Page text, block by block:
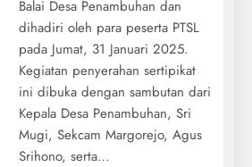
Balai Desa Penambuhan dan
dihadiri oleh para peserta PTSL
pada Jumat, 31 Januari 2025.
Kegiatan penyerahan sertipikat
ini dibuka dengan sambutan dari
Kepala Desa Penambuhan, Sri
Mugi, Sekcam Margorejo, Agus
Srihono, serta…